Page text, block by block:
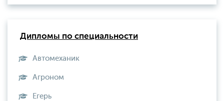
Дипломы по специальности
Автомеханик
Агроном
Егерь